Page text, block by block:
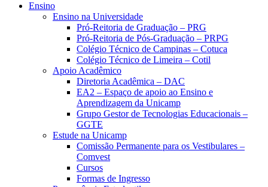
Ensino
Ensino na Universidade
Pró-Reitoria de Graduação – PRG
Pró-Reitoria de Pós-Graduação – PRPG
Colégio Técnico de Campinas – Cotuca
Colégio Técnico de Limeira – Cotil
Apoio Acadêmico
Diretoria Acadêmica – DAC
EA2 – Espaço de apoio ao Ensino e
Aprendizagem da Unicamp
Grupo Gestor de Tecnologias Educacionais –
GGTE
Estude na Unicamp
Comissão Permanente para os Vestibulares –
Comvest
Cursos
Formas de Ingresso